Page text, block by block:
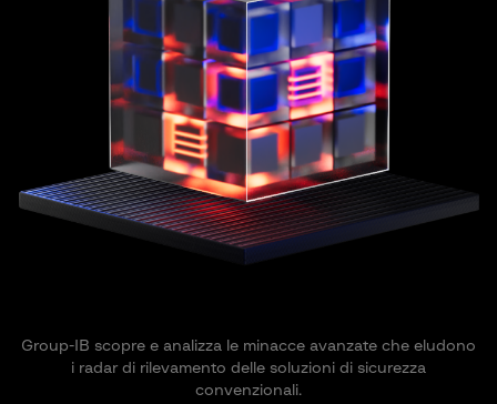
Group-IB scopre e analizza le minacce avanzate che eludono
i radar di rilevamento delle soluzioni di sicurezza
convenzionali.